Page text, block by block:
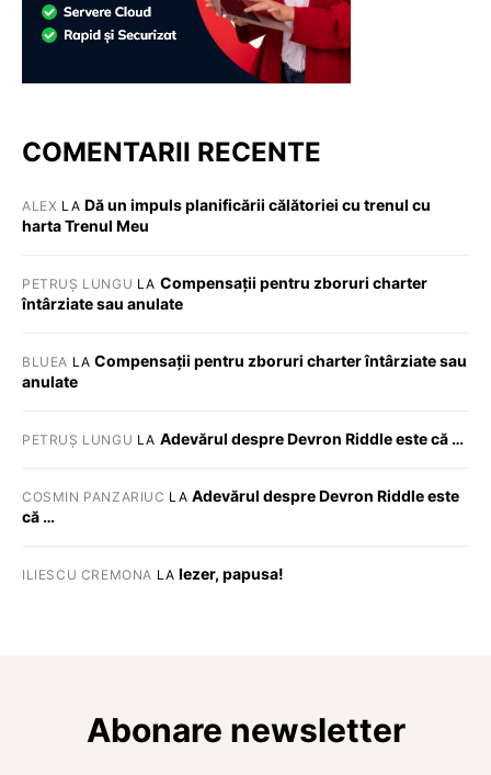
COMENTARII RECENTE
ALEX LA Dă un impuls planificării călătoriei cu trenul cu
harta Trenul Meu
PETRUȘ LUNGU LA Compensații pentru zboruri charter
întârziate sau anulate
BLUEA LACompensații pentru zboruri charter întârziate sau
anulate
PETRUȘ LUNGU LA Adevărul despre Devron Riddle este că …
COSMIN PANZARIUC LA Adevărul despre Devron Riddle este
că …
ILIESCU CREMONA LA Iezer, papusa!
Abonare newsletter